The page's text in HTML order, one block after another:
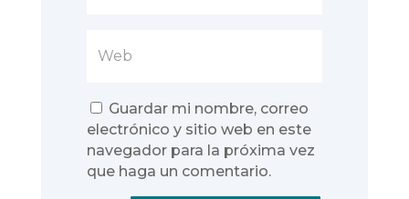
Guardar mi nombre, correo
electrónico y sitio web en este
navegador para la próxima vez
que haga un comentario.